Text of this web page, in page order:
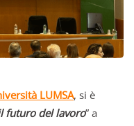
LUMSA, si è
futuro del lavoro” a